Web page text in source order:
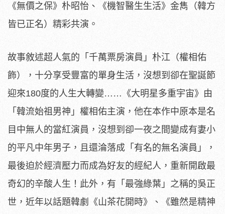
《無價之保》朴昭怡、《機智醫生生活》金雋（韓方
皆已正名）精彩共演。
故事敘述超人氣的「千萬票房演員」朴江（權相佑
飾），十分享受豐富的單身生活，沒想到卻在聖誕節
迎來180度的人生大轉變……《大明星多重宇宙》由
「韓流始祖男神」 權相佑主演，他在本作中原本是名
目中無人的當紅演員， 沒想到卻一夜之間變成有妻小
的平凡中年男子，且還淪落成「 有名的無名演員」，
最後迫於經濟壓力而成為好友的經紀人， 重新開啟最
奇幻的辛酸人生！此外，有「最強綠葉」之稱的吳正
世， 近年以話題韓劇《山茶花開時》、《雖然是精神